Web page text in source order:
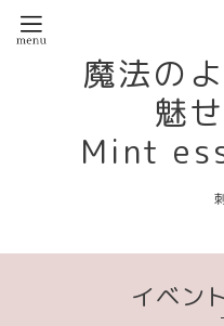
魔法の
魅
Mint
イベン